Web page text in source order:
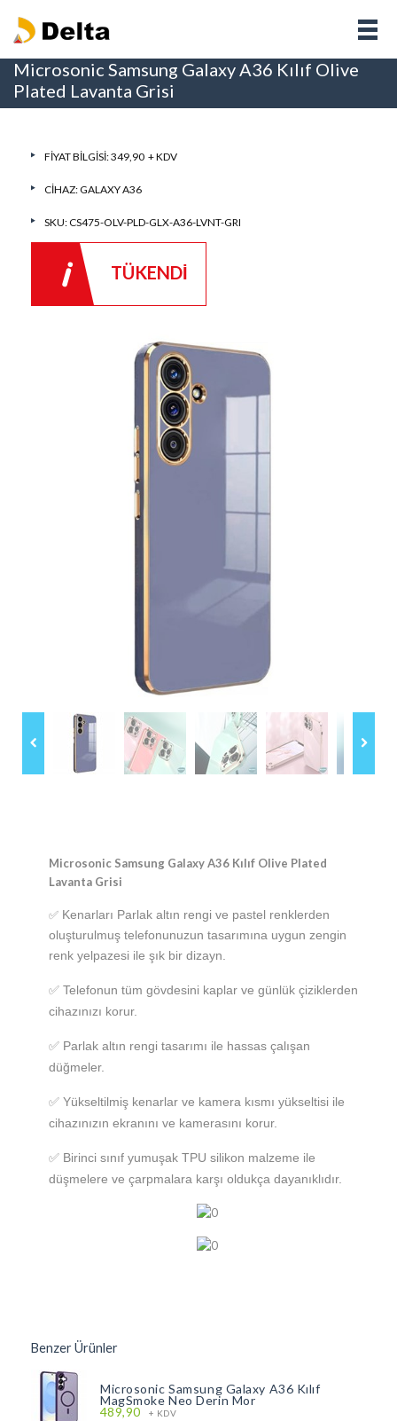
Microsonic Samsung Galaxy A36 Kılıf Olive
Plated Lavanta Grisi
FIYAT BILGISI: 349,90 + KDV
CIHAZ:GALAXY A36
SKU: CS475-OLV-PLD-GLX-A36-LVNT-GRI
TÜKENDİ
Microsonic Samsung Galaxy A36 Kılıf Olive Plated
Lavanta Grisi
✅ Kenarları Parlak altın rengi ve pastel renklerden
oluşturulmuş telefonunuzun tasarımına uygun zengin
renk yelpazesi ile şık bir dizayn.
✅ Telefonun tüm gövdesini kaplar ve günlük çiziklerden
cihazınızı korur.
✅ Parlak altın rengi tasarımı ile hassas çalışan
düğmeler.
✅ Yükseltilmiş kenarlar ve kamera kısmı yükseltisi ile
cihazınızın ekranını ve kamerasını korur.
✅ Birinci sınıf yumuşak TPU silikon malzeme ile
düşmelere ve çarpmalara karşı oldukça dayanıklıdır.
Benzer Ürünler
Microsonic Samsung Galaxy A36 Kılıf
MagSmoke Neo Derin Mor
489,90 + KDV